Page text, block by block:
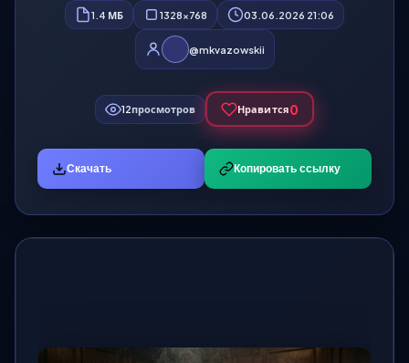
1.4 МБ 1328x768 03.06.2026 21:06
@mkvazowskii
12просмотров Нравится0
Скачать Копировать ссылку